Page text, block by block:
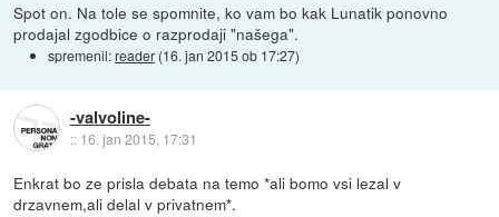
Spot on. Na tole se spomnite, ko vam bo kak Lunatik ponovno
prodajal zgodbice o razprodaji "našega".
spremenil:reader (16. jan 2015 ob 17:27)
-valvoline-
:: 16. jan 2015, 17:31
Enkrat bo ze prisla debata na temo *ali bomo vsi lezal v
drzavnem,ali delal v privatnem*.